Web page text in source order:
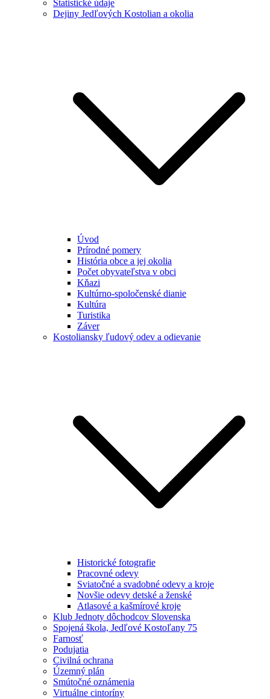
Štatistické údaje
Dejiny Jedľových Kostolian a okolia
Úvod
Prírodné pomery
História obce a jej okolia
Počet obyvateľstva v obci
Kňazi
Kultúrno-spoločenské dianie
Kultúra
Turistika
Záver
Kostoliansky ľudový odev a odievanie
Historické fotografie
Pracovné odevy
Sviatočné a svadobné odevy a kroje
Novšie odevy detské a ženské
Atlasové a kašmírové kroje
Klub Jednoty dôchodcov Slovenska
Spojená škola, Jedľové Kostoľany 75
Farnosť
Podujatia
Civilná ochrana
Územný plán
Smútočné oznámenia
Virtuálne cintoríny